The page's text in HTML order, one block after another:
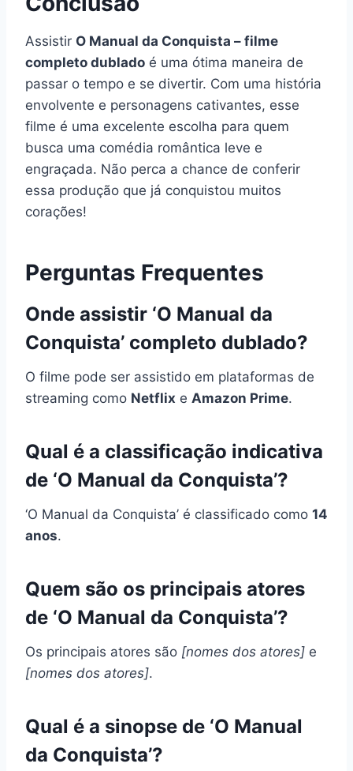
Assistir O Manual da Conquista – filme
completo dublado é uma ótima maneira de
passar o tempo e se divertir. Com uma história
envolvente e personagens cativantes, esse
filme é uma excelente escolha para quem
busca uma comédia romântica leve e
engraçada. Não perca a chance de conferir
essa produção que já conquistou muitos
corações!
Perguntas Frequentes
Onde assistir ‘O Manual da
Conquista’ completo dublado?
O filme pode ser assistido em plataformas de
streaming como Netflix e Amazon Prime.
Qual é a classificação indicativa
de ‘O Manual da Conquista’?
‘O Manual da Conquista’ é classificado como 14
anos.
Quem são os principais atores
de ‘O Manual da Conquista’?
Os principais atores são [nomes dos atores] e
[nomes dos atores].
Qual é a sinopse de ‘O Manual
da Conquista’?